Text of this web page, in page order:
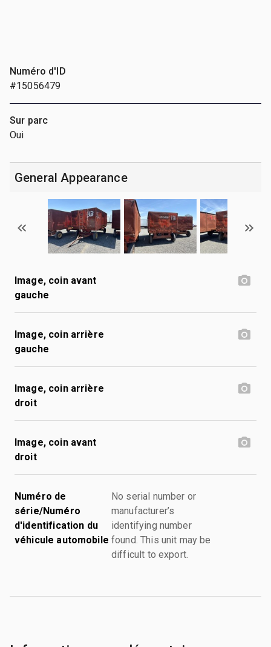
Numéro d'ID
#15056479
Sur parc
Oui
General Appearance
Image, coin avant
gauche
Image, coin arrière
gauche
Image, coin arrière
droit
Image, coin avant
droit
Numéro de
série/Numéro
d'identification du
véhicule automobile
No serial number or
manufacturer’s
identifying number
found. This unit may be
difficult to export.